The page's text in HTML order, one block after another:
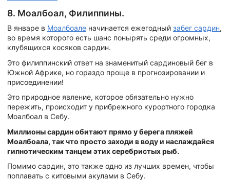
8. Моалбоал, Филиппины.
В январе в Моалбоале начинается ежегодный забег сардин,
во время которого есть шанс понырять среди огромных,
клубящихся косяков сардин.
Это филиппинский ответ на знаменитый сардиновый бег в
Южной Африке, но гораздо проще в прогнозировании и
присоединении!
Это природное явление, которое обязательно нужно
пережить, происходит у прибрежного курортного городка
Моалбоал в Себу.
Миллионы сардин обитают прямо у берега пляжей
Моалбоала, так что просто заходи в воду и наслаждайся
гипнотическим танцем этих серебристых рыб.
Помимо сардин, это также одно из лучших времен, чтобы
поплавать с китовыми акулами в Себу.